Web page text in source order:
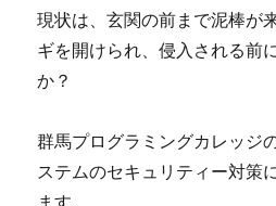
現状は、玄関の前まで泥棒が
ギを開けられ、侵入される前
か？
群馬プログラミングカレッジ
ステムのセキュリティー対策